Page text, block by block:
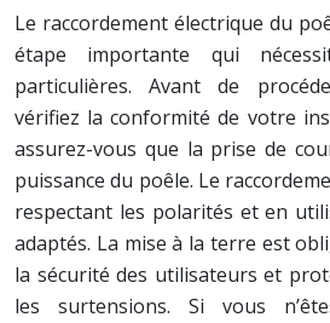
Le raccordement électrique du
étape importante qui
particulières. Avant de
vérifiez la conformité de votre
assurez-vous que la prise de
puissance du poêle. Le
respectant les polarités et en
adaptés. La mise à la terre est
la sécurité des utilisateurs et
les surtensions. Si vous